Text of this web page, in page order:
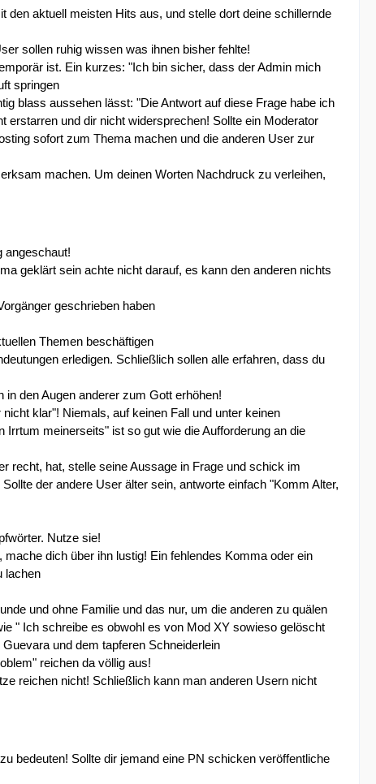
aktuell meisten Hits aus, und stelle dort deine schillernde
sollen ruhig wissen was ihnen bisher fehlte!
ist. Ein kurzes: "Ich bin sicher, dass der Admin mich
springen
blass aussehen lässt: "Die Antwort auf diese Frage habe ich
und dir nicht widersprechen! Sollte ein Moderator
sofort zum Thema machen und die anderen User zur
machen. Um deinen Worten Nachdruck zu verleihen,
angeschaut!
geklärt sein achte nicht darauf, es kann den anderen nichts
geschrieben haben
Themen beschäftigen
erledigen. Schließlich sollen alle erfahren, dass du
den Augen anderer zum Gott erhöhen!
klar"! Niemals, auf keinen Fall und unter keinen
meinerseits" ist so gut wie die Aufforderung an die
recht, hat, stelle seine Aussage in Frage und schick im
der andere User älter sein, antworte einfach "Komm Alter,
Nutze sie!
dich über ihn lustig! Ein fehlendes Komma oder ein
lachen
und ohne Familie und das nur, um die anderen zu quälen
" Ich schreibe es obwohl es von Mod XY sowieso gelöscht
und dem tapferen Schneiderlein
reichen da völlig aus!
reichen nicht! Schließlich kann man anderen Usern nicht
bedeuten! Sollte dir jemand eine PN schicken veröffentliche